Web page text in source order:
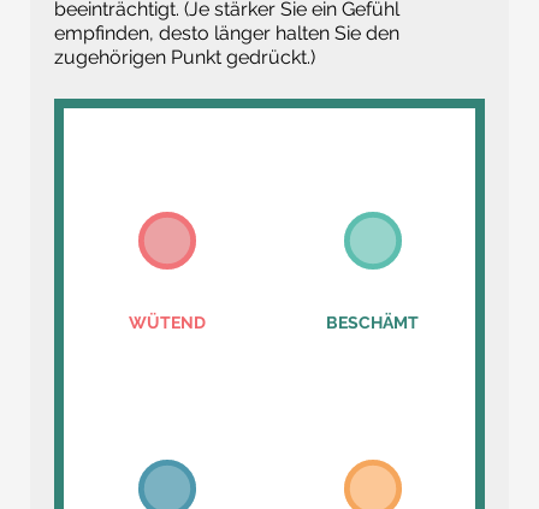
beeinträchtigt. (Je stärker Sie ein Gefühl
empfinden, desto länger halten Sie den
zugehörigen Punkt gedrückt.)
WÜTEND BESCHÄMT